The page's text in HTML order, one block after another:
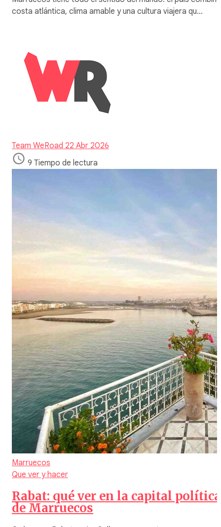
costa atlántica, clima amable y una cultura viajera qu…
Team WeRoad 22 Abr 2026
9 Tiempo de lectura
Marruecos
Que ver y hacer
Rabat: qué ver en la capital política
de Marruecos